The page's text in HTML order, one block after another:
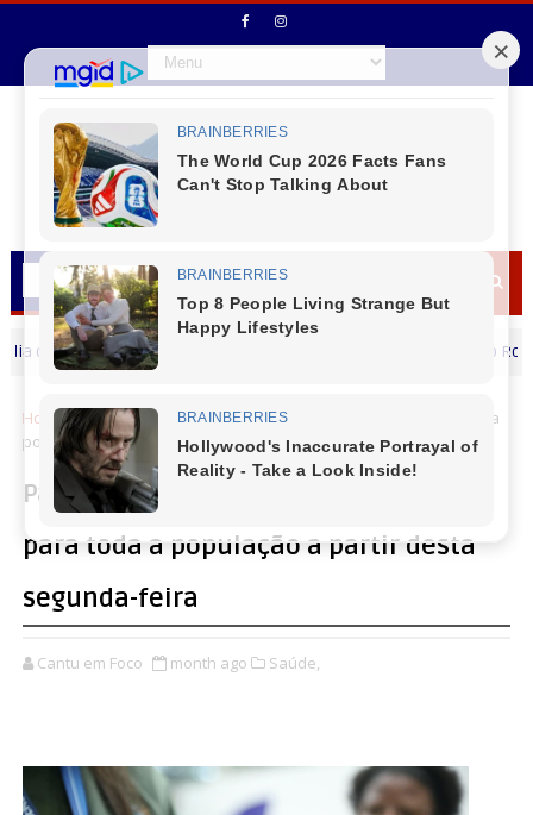
Pais MENSAGEM DIA DOS PAIS Vereador Rodrigo Cristo Rocha
Home Saúde
Paraná libera vacina contra a gripe para toda a
população a partir desta segunda-feira
Paraná libera vacina contra a gripe
para toda a população a partir desta
segunda-feira
Cantu em Foco month ago Saúde,